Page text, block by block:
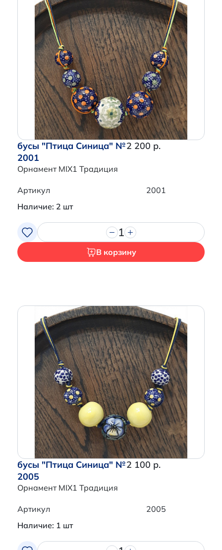
бусы "Птица Синица" №
2001
Орнамент MIX1 Традиция
2 200 р.
Артикул
2001
Наличие: 2 шт
1
В корзину
бусы "Птица Синица" №
2005
Орнамент MIX1 Традиция
2 100 р.
Артикул
2005
Наличие: 1 шт